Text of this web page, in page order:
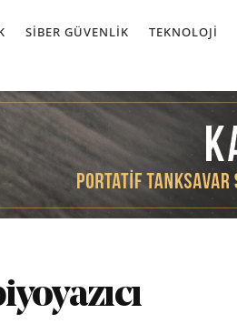
SIBER GÜVENLIK TEKNOLOJI